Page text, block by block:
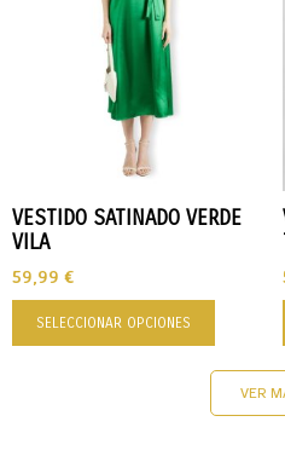
VESTIDO SATINADO VERDE
VILA
59,99 €
SELECCIONAR OPCIONES
VER